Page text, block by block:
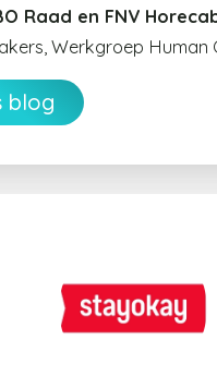
Raad en FNV
Werkgroep Human
blog